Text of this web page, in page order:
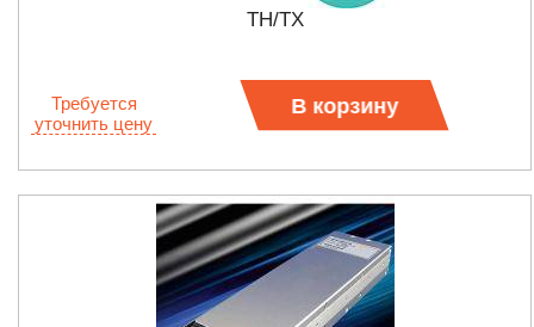
TH/TX
Требуется
уточнить цену
В корзину